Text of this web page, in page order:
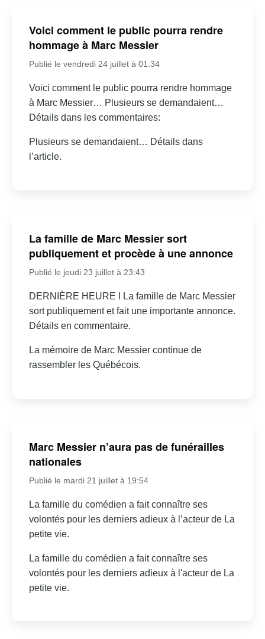
Voici comment le public pourra rendre
hommage à Marc Messier
Publié le vendredi 24 juillet à 01:34
Voici comment le public pourra rendre hommage
à Marc Messier… Plusieurs se demandaient…
Détails dans les commentaires:
Plusieurs se demandaient… Détails dans
l’article.
La famille de Marc Messier sort
publiquement et procède à une annonce
Publié le jeudi 23 juillet à 23:43
DERNIÈRE HEURE I La famille de Marc Messier
sort publiquement et fait une importante annonce.
Détails en commentaire.
La mémoire de Marc Messier continue de
rassembler les Québécois.
Marc Messier n’aura pas de funérailles
nationales
Publié le mardi 21 juillet à 19:54
La famille du comédien a fait connaître ses
volontés pour les derniers adieux à l’acteur de La
petite vie.
La famille du comédien a fait connaître ses
volontés pour les derniers adieux à l'acteur de La
petite vie.